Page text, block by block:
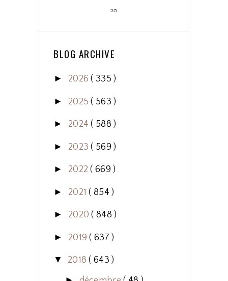
20
BLOG ARCHIVE
► 2026( 335 )
► 2025( 563 )
► 2024( 588 )
► 2023( 569 )
► 2022( 669 )
► 2021( 854 )
► 2020( 848 )
► 2019( 637 )
▼ 2018( 643 )